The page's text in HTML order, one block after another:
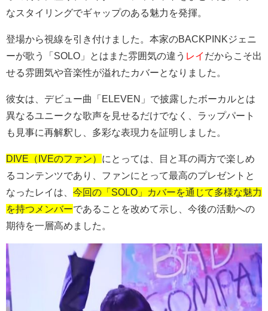
なスタイリングでギャップのある魅力を発揮。
登場から視線を引き付けました。本家のBACKPINKジェニ
ーが歌う「SOLO」とはまた雰囲気の違う レイ だからこそ出
せる雰囲気や音楽性が溢れたカバーとなりました。
彼女は、デビュー曲「ELEVEN」で披露したボーカルとは
異なるユニークな歌声を見せるだけでなく、ラップパート
も見事に再解釈し、多彩な表現力を証明しました。
DIVE（IVEのファン） にとっては、目と耳の両方で楽しめ
るコンテンツであり、ファンにとって最高のプレゼントと
なったレイは、 今回の「SOLO」カバーを通じて多様な魅力
を持つメンバーであることを改めて示し、今後の活動への
期待を一層高めました。